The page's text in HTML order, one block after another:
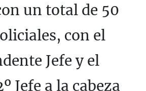
un total de 50
con el
Jefe y el
Jefe a la cabeza